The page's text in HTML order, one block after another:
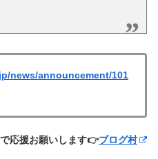
news/announcement/101
応援お願いします👉ブログ村